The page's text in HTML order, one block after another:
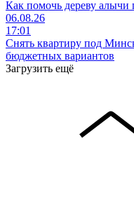
Как помочь дереву алычи
06.08.26
17:01
Снять квартиру под
бюджетных вариантов
Загрузить ещё